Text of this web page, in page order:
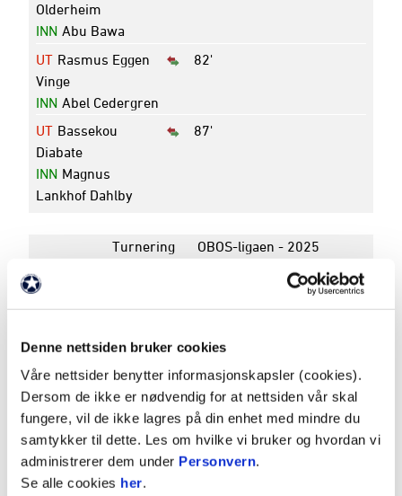
Denne nettsiden bruker cookies
Våre nettsider benytter informasjonskapsler (cookies).
Dersom de ikke er nødvendig for at nettsiden vår skal
fungere, vil de ikke lagres på din enhet med mindre du
samtykker til dette. Les om hvilke vi bruker og hvordan vi
administrerer dem under Personvern.
Se alle cookies her.
Olderheim
INN Abu Bawa
82'
UT Rasmus Eggen
Vinge
INN Abel Cedergren
87'
UT Bassekou
Diabate
INN Magnus
Lankhof Dahlby
Turnering
OBOS-ligaen - 2025
05. oktober 2025
Pauseresultat
2 - 1
Arena
Nadderud stadion
K P
4 STRØMSGODSET